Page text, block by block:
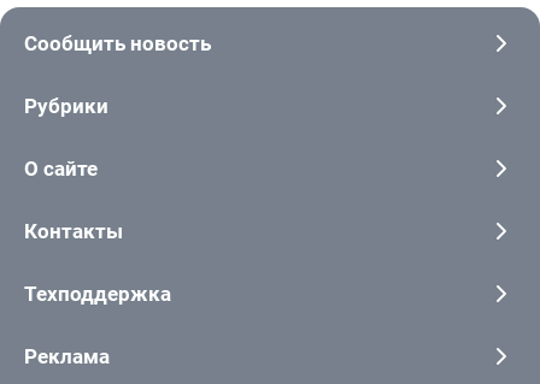
Сообщить новость
Рубрики
О сайте
Контакты
Техподдержка
Реклама